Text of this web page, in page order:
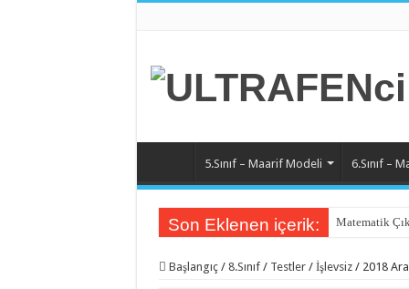
5.Sınıf – Maarif Modeli 6.Sınıf –
Son Eklenen içerik: Matematik
Başlangıç / 8.Sınıf / Testler / İşlevsiz / 2018